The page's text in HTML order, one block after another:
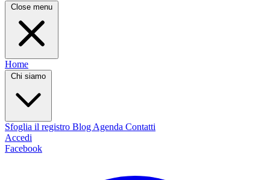
Close menu
Home
Chi siamo
Sfoglia il registro Blog Agenda Contatti
Accedi
Facebook